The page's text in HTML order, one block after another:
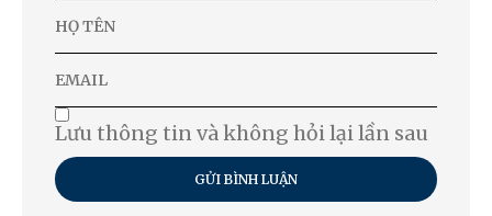
Lưu thông tin và không hỏi lại lần sau
GỬI BÌNH LUẬN